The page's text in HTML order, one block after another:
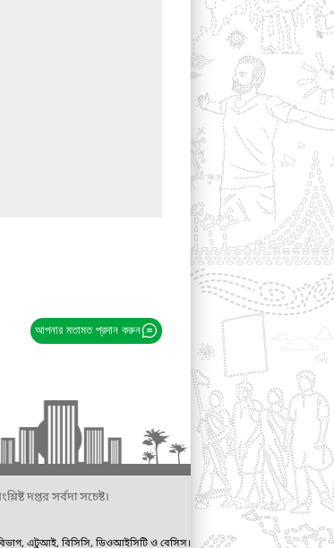
আপনার মতামত প্রদান করুন
দপ্তর সর্বদা সচেষ্ট।
বিভাগ, এটুআই, বিসিসি, ডিওআইসিটি ও বেসিস।